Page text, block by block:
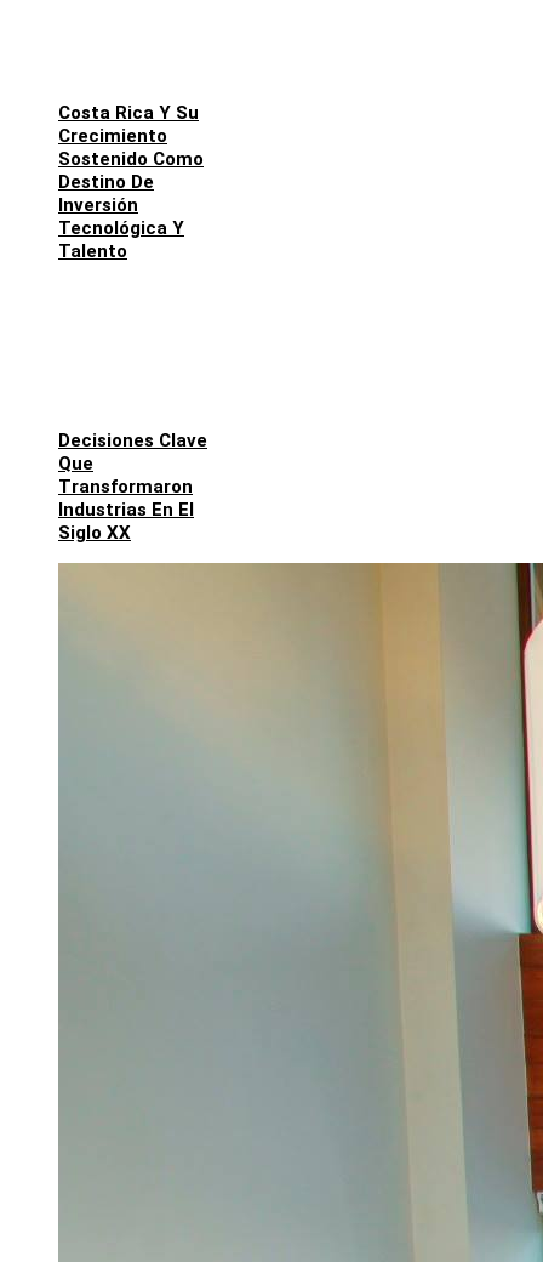
Costa Rica Y Su
Crecimiento
Sostenido Como
Destino De
Inversión
Tecnológica Y
Talento
Decisiones Clave
Que
Transformaron
Industrias En El
Siglo XX